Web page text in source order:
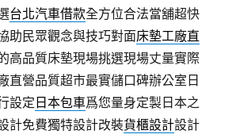
台北汽車借款全方位合法當舖超快
助民眾觀念與技巧對面床墊工廠直
高品質床墊現場挑選現場丈量實際
直營品質超市最實儲口碑辦公室日
設定 日本包車爲您量身定製日本之
計免費獨特設計改裝貨櫃設計設計